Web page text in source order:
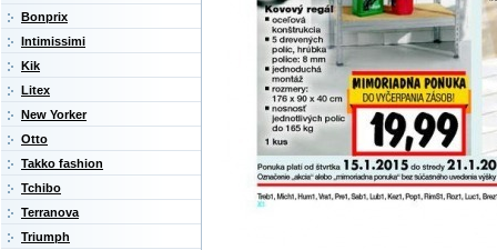
Bonprix
Intimissimi
Kik
Litex
New Yorker
Otto
Takko fashion
Tchibo
Terranova
Triumph